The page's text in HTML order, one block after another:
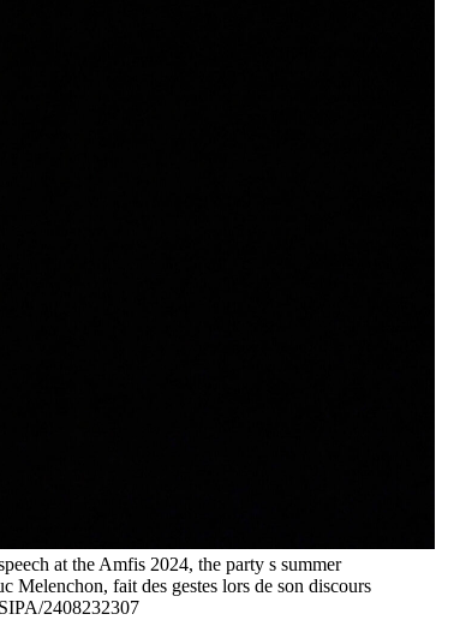
at the Amfis 2024, the party s summer
Melenchon, fait des gestes lors de son discours
2408232307